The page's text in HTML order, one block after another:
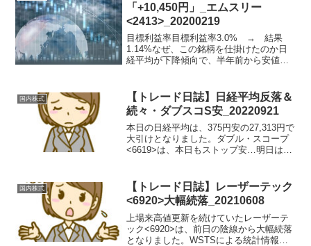
「+10,450円」_エムスリー
<2413>_20200219
目標利益率目標利益率3.0% → 結果
1.14%なぜ、この銘柄を仕掛けたのか日
経平均が下降傾向で、半年前から安値更
だため。2413購入前_20200218勝因、敗
因は...
国内株式
【トレード日誌】日経平均反落＆
続々・ダブスコS安_20220921
本日の日経平均は、375円安の27,313円で
大引けとなりました。ダブル・スコープ
<6619>は、本日もストップ安…明日は値
すが。。トレード結果と反省レーザーテ
ック<...
国内株式
【トレード日誌】レーザーテック
<6920>大幅続落_20210608
上場来高値更新を続けていたレーザーテ
ック<6920>は、前日の陰線から大幅続落
となりました。WSTSによる統計情報も